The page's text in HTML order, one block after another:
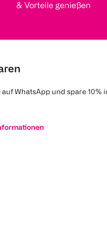
& Vorteile genießen
WhatsApp und spare 10%